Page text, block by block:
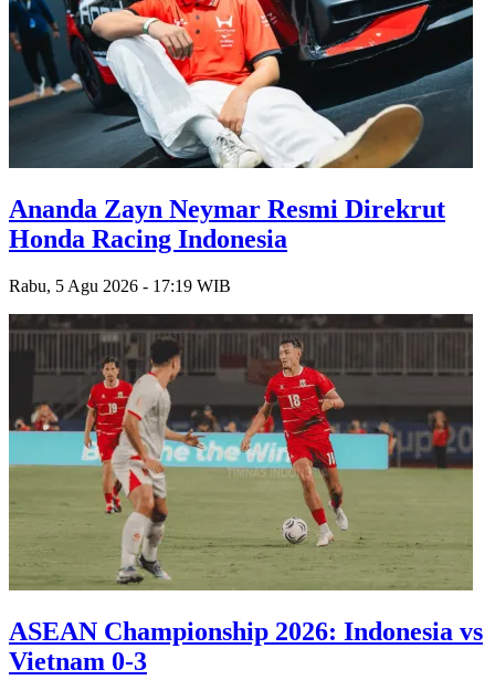
Ananda Zayn Neymar Resmi Direkrut
Honda Racing Indonesia
Rabu, 5 Agu 2026 - 17:19 WIB
ASEAN Championship 2026: Indonesia vs
Vietnam 0-3